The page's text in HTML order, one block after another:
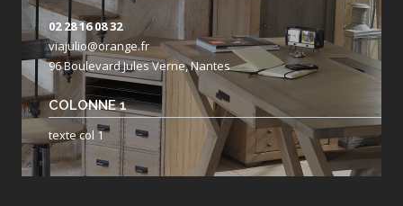
02 28 16 08 32
viajulio@orange.fr
96 Boulevard Jules Verne, Nantes
COLONNE 1
texte col 1